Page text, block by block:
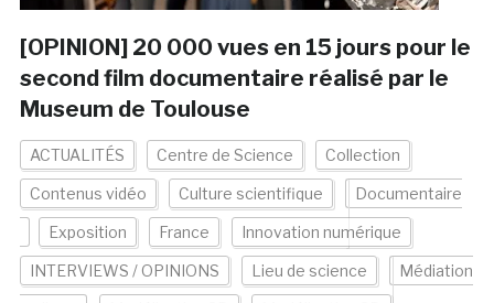
[OPINION] 20 000 vues en 15 jours pour le
second film documentaire réalisé par le
Museum de Toulouse
ACTUALITÉS Centre de Science Collection
Contenus vidéo Culture scientifique Documentaire
Exposition France Innovation numérique
INTERVIEWS / OPINIONS Lieu de science Médiation